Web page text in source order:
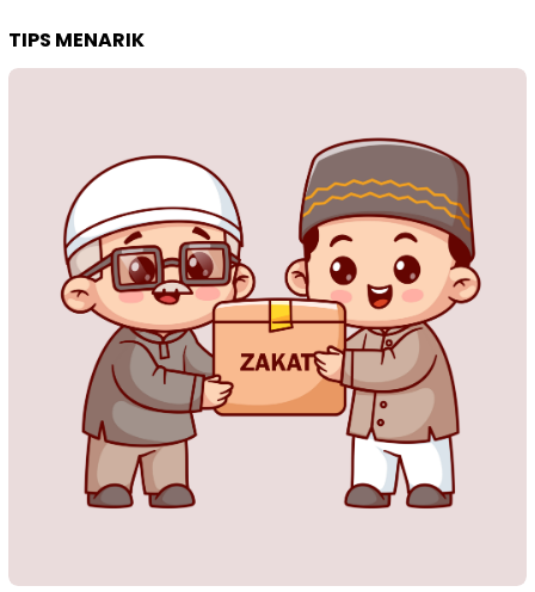
TIPS MENARIK